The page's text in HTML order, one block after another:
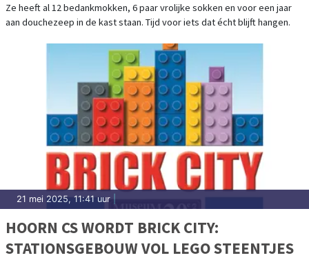
Ze heeft al 12 bedankmokken, 6 paar vrolijke sokken en voor een jaar
aan douchezeep in de kast staan. Tijd voor iets dat écht blijft hangen.
21 mei 2025, 11:41 uur
HOORN CS WORDT BRICK CITY:
STATIONSGEBOUW VOL LEGO STEENTJES